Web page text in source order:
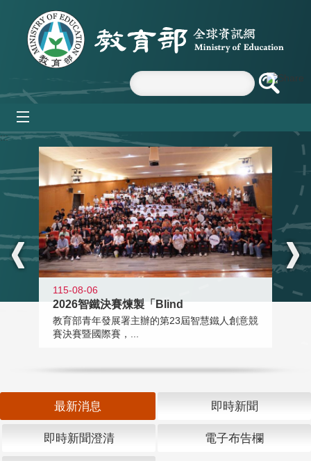
跳到主要內容區塊
:::
115-08-06
2026智鐵決賽煉製「Blind
教育部青年發展署主辦的第23屆智慧鐵人創意競
賽決賽暨國際賽，...
最新消息 即時新聞
即時新聞澄清 電子布告欄